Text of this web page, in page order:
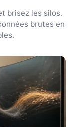
brisez les silos.
brutes en